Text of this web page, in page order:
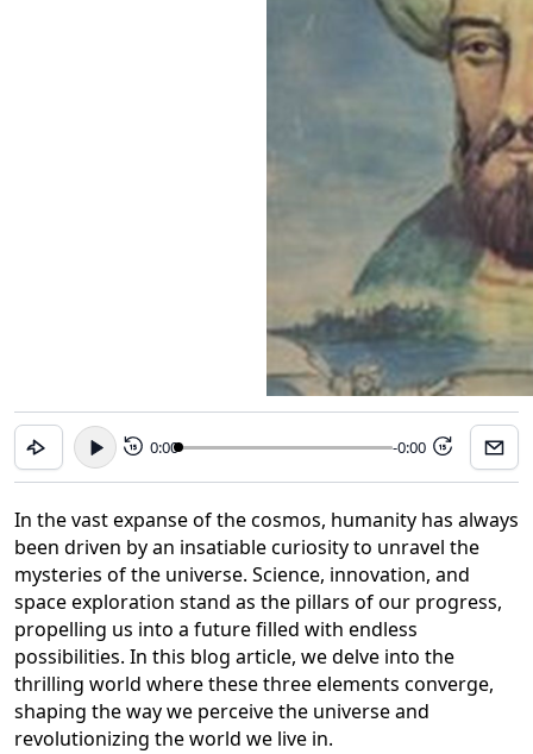
15 0:00 -0:00 15
In the vast expanse of the cosmos, humanity has always
been driven by an insatiable curiosity to unravel the
mysteries of the universe. Science, innovation, and
space exploration stand as the pillars of our progress,
propelling us into a future filled with endless
possibilities. In this blog article, we delve into the
thrilling world where these three elements converge,
shaping the way we perceive the universe and
revolutionizing the world we live in.